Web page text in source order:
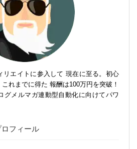
リエイトに参入して 現在に至る。初心
れまでに得た 報酬は100万円を突破！
グメルマガ連動型自動化に向けてパワ
フィール